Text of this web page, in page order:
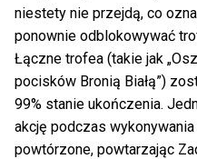
niestety nie przejdą, co
ponownie odblokowywać
Łączne trofea (takie jak
pocisków Bronią Białą”)
99% stanie ukończenia.
akcję podczas
powtórzone, powtarzając